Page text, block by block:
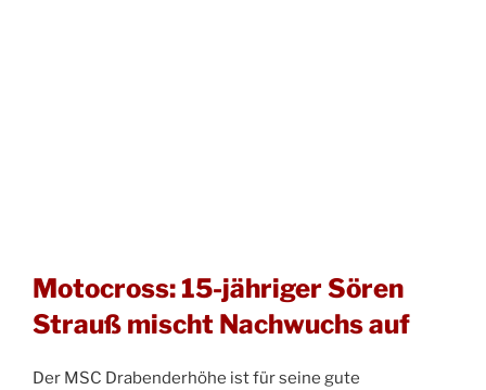
Motocross: 15-jähriger Sören
Strauß mischt Nachwuchs auf
Der MSC Drabenderhöhe ist für seine gute